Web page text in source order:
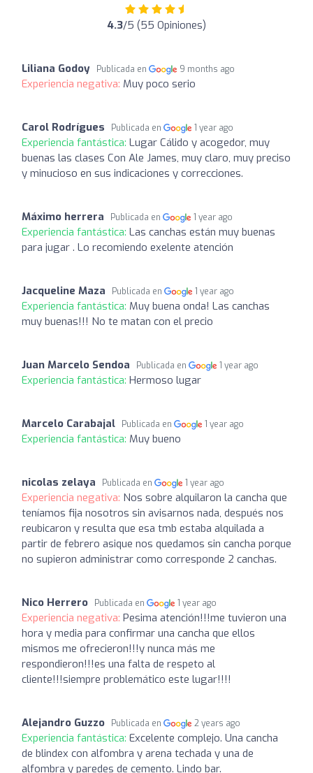
4.3/5 (55 Opiniones)
Liliana Godoy Publicada en 9 months ago
Experiencia negativa: Muy poco serio
Carol Rodrígues Publicada en 1 year ago
Experiencia fantástica: Lugar Cálido y acogedor, muy
buenas las clases Con Ale James, muy claro, muy preciso
y minucioso en sus indicaciones y correcciones.
Máximo herrera Publicada en 1 year ago
Experiencia fantástica: Las canchas están muy buenas
para jugar . Lo recomiendo exelente atención
Jacqueline Maza Publicada en 1 year ago
Experiencia fantástica: Muy buena onda! Las canchas
muy buenas!!! No te matan con el precio
Juan Marcelo Sendoa Publicada en 1 year ago
Experiencia fantástica: Hermoso lugar
Marcelo Carabajal Publicada en 1 year ago
Experiencia fantástica: Muy bueno
nicolas zelaya Publicada en 1 year ago
Experiencia negativa: Nos sobre alquilaron la cancha que
teníamos fija nosotros sin avisarnos nada, después nos
reubicaron y resulta que esa tmb estaba alquilada a
partir de febrero asique nos quedamos sin cancha porque
no supieron administrar como corresponde 2 canchas.
Nico Herrero Publicada en 1 year ago
Experiencia negativa: Pesima atención!!!me tuvieron una
hora y media para confirmar una cancha que ellos
mismos me ofrecieron!!!y nunca más me
respondieron!!!es una falta de respeto al
cliente!!!siempre problemático este lugar!!!!
Alejandro Guzzo Publicada en 2 years ago
Experiencia fantástica: Excelente complejo. Una cancha
de blindex con alfombra y arena techada y una de
alfombra y paredes de cemento. Lindo bar.